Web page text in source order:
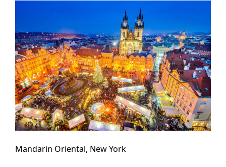
Mandarin Oriental, New York